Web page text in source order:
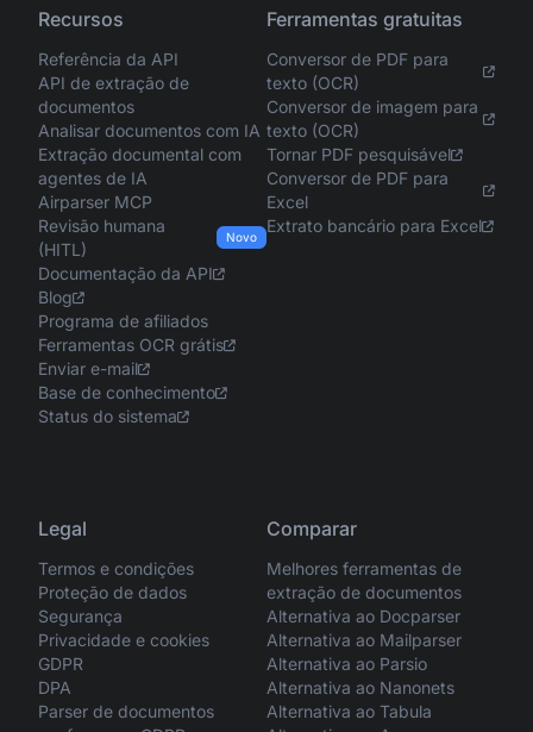
Recursos
Referência da API
API de extração de
documentos
Analisar documentos com IA
Extração documental com
agentes de IA
Airparser MCP
Revisão humana
(HITL)
Novo
Documentação da API
Blog
Programa de afiliados
Ferramentas OCR grátis
Enviar e-mail
Base de conhecimento
Status do sistema
Ferramentas gratuitas
Conversor de PDF para
texto (OCR)
Conversor de imagem para
texto (OCR)
Tornar PDF pesquisável
Conversor de PDF para
Excel
Extrato bancário para Excel
Legal
Termos e condições
Proteção de dados
Segurança
Privacidade e cookies
GDPR
DPA
Parser de documentos
Comparar
Melhores ferramentas de
extração de documentos
Alternativa ao Docparser
Alternativa ao Mailparser
Alternativa ao Parsio
Alternativa ao Nanonets
Alternativa ao Tabula